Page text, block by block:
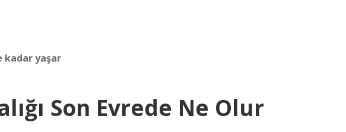
kadar yaşar
Son Evrede Ne Olur